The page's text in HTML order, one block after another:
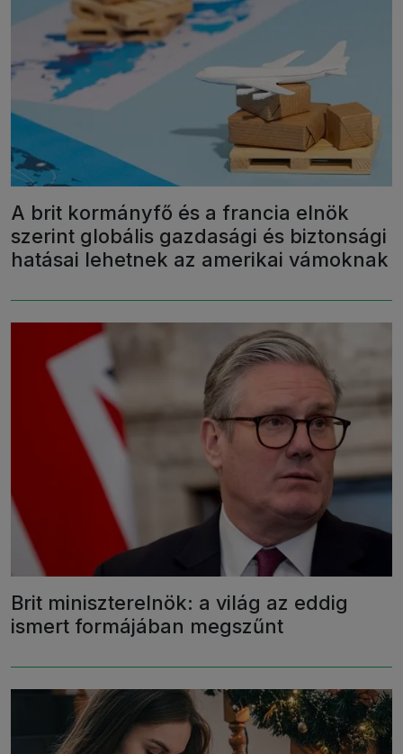
A brit kormányfő és a francia elnök
szerint globális gazdasági és biztonsági
hatásai lehetnek az amerikai vámoknak
Brit miniszterelnök: a világ az eddig
ismert formájában megszűnt